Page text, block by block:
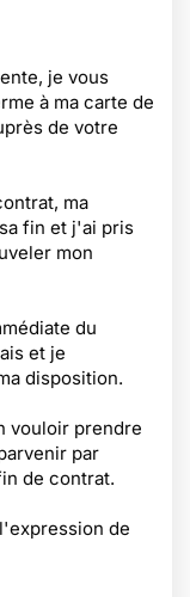
je vous
à ma carte de
de votre
ma
fin et j'ai pris
mon
du
et je
disposition.
vouloir prendre
par
de contrat.
de